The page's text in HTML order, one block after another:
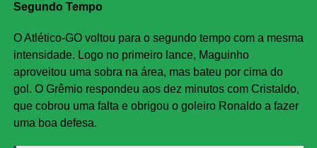
Segundo Tempo
O Atlético-GO voltou para o segundo tempo com a mesma
intensidade. Logo no primeiro lance, Maguinho
aproveitou uma sobra na área, mas bateu por cima do
gol. O Grêmio respondeu aos dez minutos com Cristaldo,
que cobrou uma falta e obrigou o goleiro Ronaldo a fazer
uma boa defesa.